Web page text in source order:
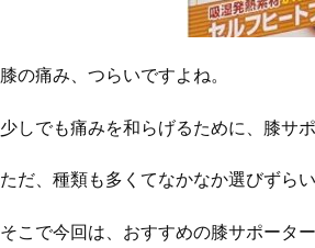
膝の痛み、つらいですよね。
少しでも痛みを和らげるために、膝サ
ただ、種類も多くてなかなか選びずら
そこで今回は、おすすめの膝サポータ